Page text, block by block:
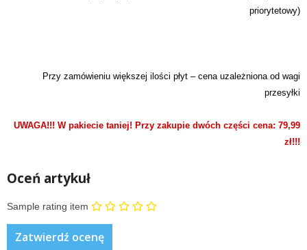
priorytetowy)
Przy zamówieniu większej ilości płyt – cena uzależniona od wagi
przesyłki
UWAGA!!! W pakiecie taniej! Przy zakupie dwóch części cena: 79,99
zł!!!
Oceń artykuł
Sample rating item